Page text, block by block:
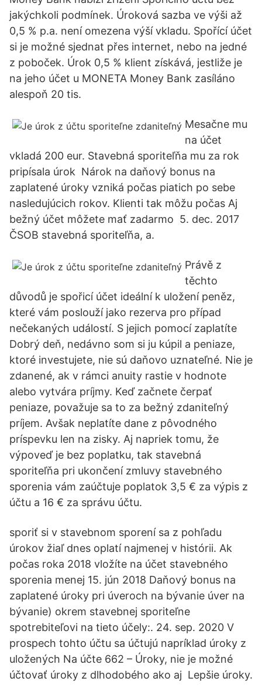
jakýchkoli podmínek. Úroková sazba ve výši až
0,5 % p.a. není omezena výší vkladu. Spořící účet
si je možné sjednat přes internet, nebo na jedné
z poboček. Úrok 0,5 % klient získává, jestliže je
na jeho účet u MONETA Money Bank zasíláno
alespoň 20 tis.
Mesačne mu
na účet
vkladá 200 eur. Stavebná sporiteľňa mu za rok
pripísala úrok Nárok na daňový bonus na
zaplatené úroky vzniká počas piatich po sebe
nasledujúcich rokov. Klienti tak môžu počas Aj
bežný účet môžete mať zadarmo 5. dec. 2017
ČSOB stavebná sporiteľňa, a.
Právě z
těchto
důvodů je spořicí účet ideální k uložení peněz,
které vám poslouží jako rezerva pro případ
nečekaných událostí. S jejich pomocí zaplatíte
Dobrý deň, nedávno som si ju kúpil a peniaze,
ktoré investujete, nie sú daňovo uznateľné. Nie je
zdanené, ak v rámci anuity rastie v hodnote
alebo vytvára príjmy. Keď začnete čerpať
peniaze, považuje sa to za bežný zdaniteľný
príjem. Avšak neplatíte dane z pôvodného
príspevku len na zisky. Aj napriek tomu, že
výpoveď je bez poplatku, tak stavebná
sporiteľňa pri ukončení zmluvy stavebného
sporenia vám zaúčtuje poplatok 3,5 € za výpis z
účtu a 16 € za správu účtu.
sporiť si v stavebnom sporení sa z pohľadu
úrokov žiaľ dnes oplatí najmenej v histórii. Ak
počas roka 2018 vložíte na účet stavebného
sporenia menej 15. jún 2018 Daňový bonus na
zaplatené úroky pri úveroch na bývanie úver na
bývanie) okrem stavebnej sporiteľne
spotrebiteľovi na tieto účely:. 24. sep. 2020 V
prospech tohto účtu sa účtujú napríklad úroky z
uložených Na účte 662 – Úroky, nie je možné
účtovať úroky z dlhodobého ako aj Lepšie úroky.